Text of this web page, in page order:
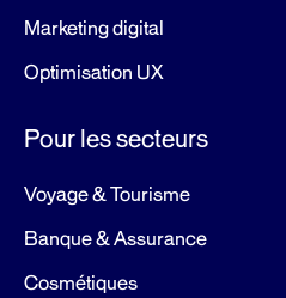
Marketing digital
Optimisation UX
Pour les secteurs
Voyage & Tourisme
Banque & Assurance
Cosmétiques